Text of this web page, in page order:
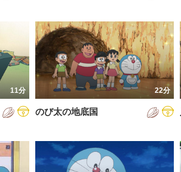
11分 22分
のび太の地底国